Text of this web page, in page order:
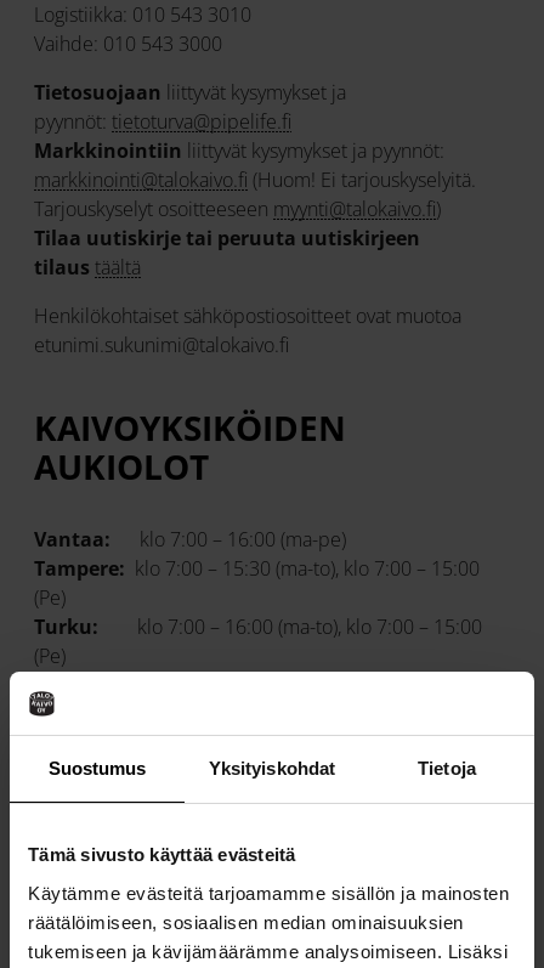
Suostumus Yksityiskohdat Tietoja
Tämä sivusto käyttää evästeitä
Käytämme evästeitä tarjoamamme sisällön ja mainosten
räätälöimiseen, sosiaalisen median ominaisuuksien
tukemiseen ja kävijämäärämme analysoimiseen. Lisäksi
Logistiikka: 010 543 3010
Vaihde: 010 543 3000
Tietosuojaan liittyvät kysymykset ja
pyynnöt: tietoturva@pipelife.fi
Markkinointiin liittyvät kysymykset ja pyynnöt:
markkinointi@talokaivo.fi (Huom! Ei tarjouskyselyitä.
Tarjouskyselyt osoitteeseen myynti@talokaivo.fi)
Tilaa uutiskirje tai peruuta uutiskirjeen
tilaus täältä
Henkilökohtaiset sähköpostiosoitteet ovat muotoa
etunimi.sukunimi@talokaivo.fi
KAIVOYKSIKÖIDEN
AUKIOLOT
Vantaa: klo 7:00 – 16:00 (ma-pe)
Tampere: klo 7:00 – 15:30 (ma-to), klo 7:00 – 15:00
(Pe)
Turku:
klo 7:00 – 16:00 (ma-to), klo 7:00 – 15:00
(Pe)
Katso kaivoyksiköiden osoitteet
YHTEYSTIEDOT
TOIMINNOITTAIN
MYYNTI